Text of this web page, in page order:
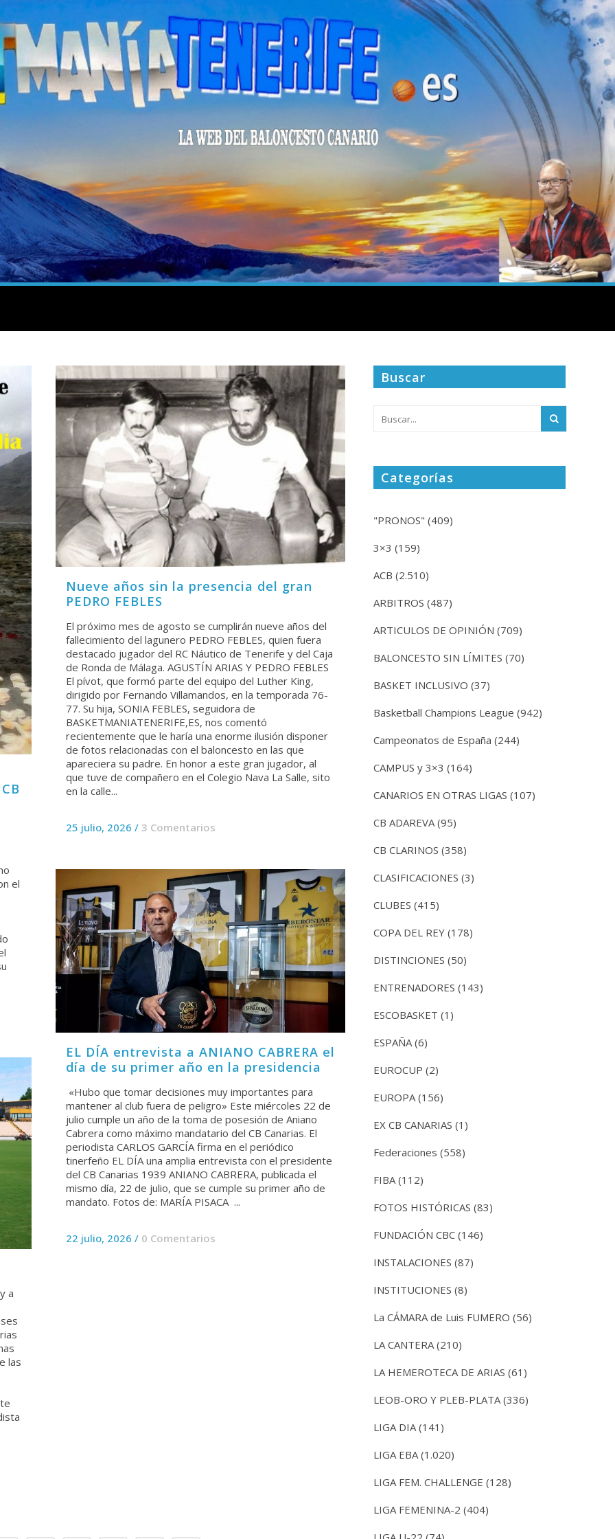
el
Nueve años sin la presencia del gran
PEDRO FEBLES
El próximo mes de agosto se cumplirán nueve años del
fallecimiento del lagunero PEDRO FEBLES, quien fuera
destacado jugador del RC Náutico de Tenerife y del Caja
de Ronda de Málaga. AGUSTÍN ARIAS Y PEDRO FEBLES
El pívot, que formó parte del equipo del Luther King,
dirigido por Fernando Villamandos, en la temporada 76-
77. Su hija, SONIA FEBLES, seguidora de
BASKETMANIATENERIFE,ES, nos comentó
recientemente que le haría una enorme ilusión disponer
de fotos relacionadas con el baloncesto en las que
apareciera su padre. En honor a este gran jugador, al
que tuve de compañero en el Colegio Nava La Salle, sito
en la calle...
25 julio, 2026 / 3 Comentarios
EL DÍA entrevista a ANIANO CABRERA el
día de su primer año en la presidencia
«Hubo que tomar decisiones muy importantes para
mantener al club fuera de peligro» Este miércoles 22 de
julio cumple un año de la toma de posesión de Aniano
Cabrera como máximo mandatario del CB Canarias. El
periodista CARLOS GARCÍA firma en el periódico
tinerfeño EL DÍA una amplia entrevista con el presidente
del CB Canarias 1939 ANIANO CABRERA, publicada el
mismo día, 22 de julio, que se cumple su primer año de
mandato. Fotos de: MARÍA PISACA ...
22 julio, 2026 / 0 Comentarios
a
las
Buscar
Categorías
"PRONOS" (409)
3×3 (159)
ACB (2.510)
ARBITROS (487)
ARTICULOS DE OPINIÓN (709)
BALONCESTO SIN LÍMITES (70)
BASKET INCLUSIVO (37)
Basketball Champions League (942)
Campeonatos de España (244)
CAMPUS y 3×3 (164)
CANARIOS EN OTRAS LIGAS (107)
CB ADAREVA (95)
CB CLARINOS (358)
CLASIFICACIONES (3)
CLUBES (415)
COPA DEL REY (178)
DISTINCIONES (50)
ENTRENADORES (143)
ESCOBASKET (1)
ESPAÑA (6)
EUROCUP (2)
EUROPA (156)
EX CB CANARIAS (1)
Federaciones (558)
FIBA (112)
FOTOS HISTÓRICAS (83)
FUNDACIÓN CBC (146)
INSTALACIONES (87)
INSTITUCIONES (8)
La CÁMARA de Luis FUMERO (56)
LA CANTERA (210)
LA HEMEROTECA DE ARIAS (61)
LEOB-ORO Y PLEB-PLATA (336)
LIGA DIA (141)
LIGA EBA (1.020)
LIGA FEM. CHALLENGE (128)
LIGA FEMENINA-2 (404)